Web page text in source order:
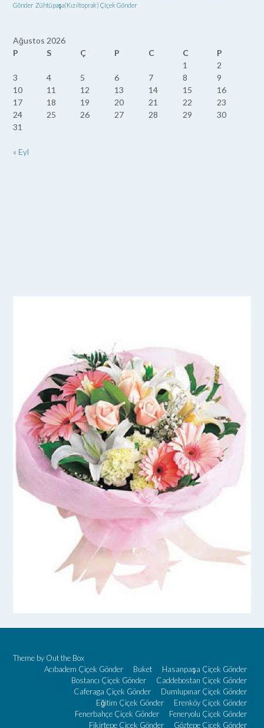
Gönder Zühtüpaşa(Kızıltoprak) Çiçek Gönder
Ağustos 2026
P
S Ç P C C
P
1
2
3
4 5 6 7 8
9
10
11 12 13 14 15
16
17
18 19 20 21 22
23
24
25 26 27 28 29
30
31
« Eyl
Theme by Out the Box
Acıbadem Çiçek Gönder
Buket
Hasanpaşa Çiçek Gönder
Bostancı Çiçek Gönder
Caddebostan Çiçek Gönder
Caferaga Çiçek Gönder
Dumlupınar Çiçek Gönder
Eğitim Çiçek Gönder
Erenköy Çiçek Gönder
Fenerbahçe Çiçek Gönder
Feneryolu Çiçek Gönder
Fikirtepe Çiçek Gönder
Göztepe Çiçek Gönder